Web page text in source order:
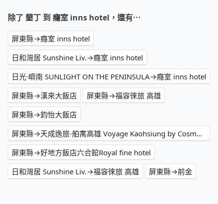
除了 墾丁 到 癮室 inns hotel，還有⋯
屏東縣→癮室 inns hotel
日和灣居 Sunshine Liv.→癮室 inns hotel
日光·嶼南 SUNLIGHT ON THE PENINSULA→癮室 inns hotel
屏東縣→漢來大飯店
屏東縣→福容徠旅 高雄
屏東縣→鈞怡大飯店
屏東縣→天成逸旅-舶寓高雄 Voyage Kaohsiung by Cosmos Oasis
屏東縣→好地方飯店六合館Royal fine hotel
日和灣居 Sunshine Liv.→福容徠旅 高雄
屏東縣→前金